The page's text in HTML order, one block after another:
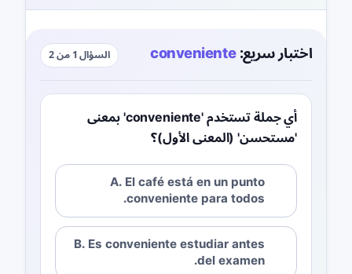
اختبار سريع:conveniente السؤال 1 من 2
أي جملة تستخدم 'conveniente' بمعنى
'مستحسن' (المعنى الأول)؟
A. El café está en un punto
conveniente para todos.
B. Es conveniente estudiar antes
del examen.